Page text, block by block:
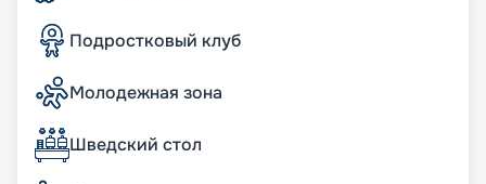
Читайте отзывы других клиентов и смотрите
фото и план корабля. Узнавайте цену на путевку
и покупайте ее на навигацию 2026 - 2027. Не
пропустите возможность ощутить настоящее
удовольствие от путешествия. Сделайте ваш
отдых выгодным и комфортным.
Подростковый клуб
Молодежная зона
Шведский стол